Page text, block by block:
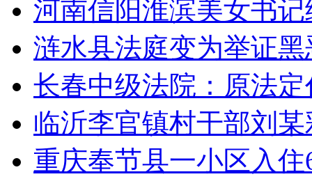
河南信阳淮滨美女书
涟水县法庭变为举证
长春中级法院：原法
临沂李官镇村干部刘
重庆奉节县一小区入